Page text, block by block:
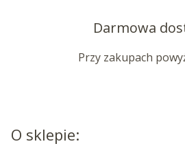
Darmowa
Przy zakupach
O sklepie: